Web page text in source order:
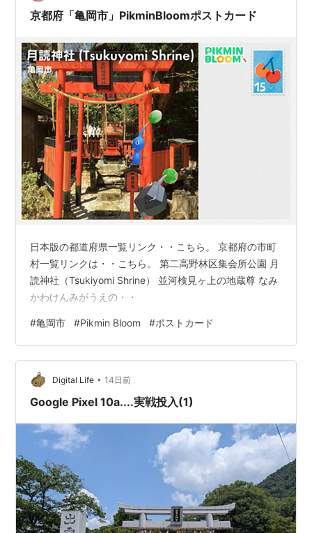
京都府「亀岡市」PikminBloomポストカード
日本版の都道府県一覧リンク・・こちら。 京都府の市町
村一覧リンクは・・こちら。 第二高野林区集会所公園 月
読神社（Tsukiyomi Shrine） 並河検見ヶ上の地蔵尊 なみ
かわけんみがうえの・・
#亀岡市 #Pikmin Bloom #ポストカード
Digital Life • 14日前
Google Pixel 10a....実戦投入(1)